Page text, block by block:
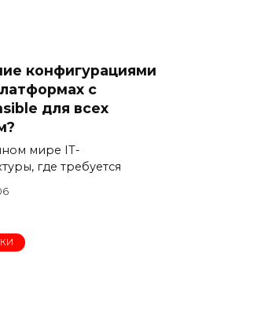
конфигурациями
с
для всех
мире IT-
где требуется